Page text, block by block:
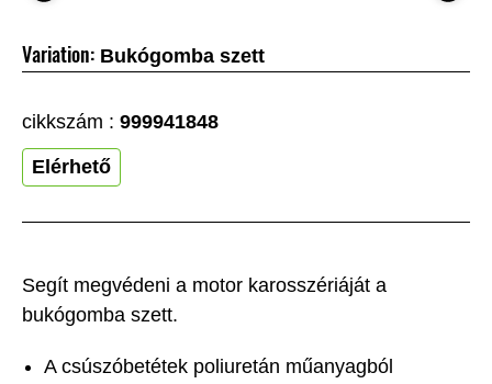
Segít megvédeni a motor karosszériáját a
bukógomba szett.
A csúszóbetétek poliuretán műanyagból
Variation: Bukógomba szett
cikkszám : 999941848
Elérhető